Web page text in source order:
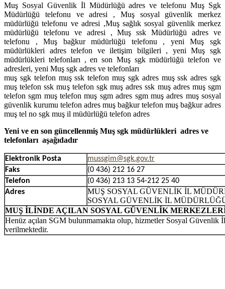
Muş Sosyal Güvenlik İl Müdürlüğü adres ve telefonu Muş Sgk
Müdürlüğü telefonu ve adresi , Muş sosyal güvenlik merkez
müdürlüğü telefonu ve adresi ,Muş sağlık sosyal güvenlik merkez
müdürlüğü telefonu ve adresi , Muş ssk Müdürlüğü adres ve
telefonu , Muş bağkur müdürlüğü telefonu , yeni Muş sgk
müdürlükleri adres telefon ve iletişim bilgileri , yeni Muş sgk
müdürlükleri telefonları , en son Muş sgk müdürlüğü telefon ve
adresleri, yeni Muş sgk adres ve telefonları
muş sgk telefon muş ssk telefon muş sgk adres muş ssk adres sgk
muş telefon ssk muş telefon sgk muş adres ssk muş adres muş sgm
telefon sgm muş telefon muş sgm adres sgm muş adres muş sosyal
güvenlik kurumu telefon adres muş bağkur telefon muş bağkur adres
muş tel no sgk muş il müdürlüğü telefon adres
Yeni ve en son güncellenmiş Muş sgk müdürlükleri adres ve
telefonları aşağıdadır
Elektronik Posta
mussgim@sgk.gov.tr
Faks
(0 436) 212 16 27
Telefon
(0 436) 213 13 54-212 25 40
Adres
MUŞ SOSYAL GÜVENLİK İL
SOSYAL GÜVENLİK İL
MUŞ İLİNDE AÇILAN SOSYAL GÜVENLİK
Henüz açılan SGM bulunmamakta olup, hizmetler Sosyal Güvenlik
verilmektedir.